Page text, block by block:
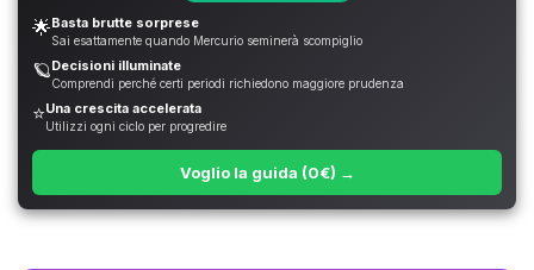
🌟Basta brutte sorprese
Sai esattamente quando Mercurio seminerà scompiglio
🪐Decisioni illuminate
Comprendi perché certi periodi richiedono maggiore prudenza
⭐Una crescita accelerata
Utilizzi ogni ciclo per progredire
Voglio la guida (0€) →